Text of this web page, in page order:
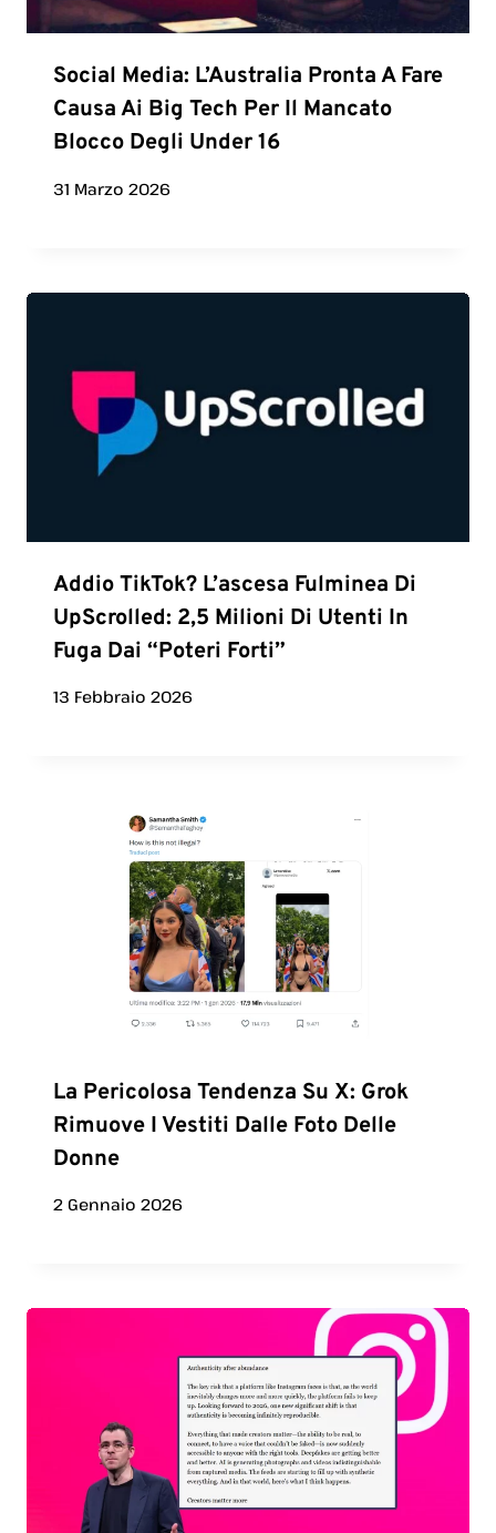
Social Media: L’Australia Pronta A Fare
Causa Ai Big Tech Per Il Mancato
Blocco Degli Under 16
31 Marzo 2026
Addio TikTok? L’ascesa Fulminea Di
UpScrolled: 2,5 Milioni Di Utenti In
Fuga Dai “poteri Forti”
13 Febbraio 2026
La Pericolosa Tendenza Su X: Grok
Rimuove I Vestiti Dalle Foto Delle
Donne
2 Gennaio 2026